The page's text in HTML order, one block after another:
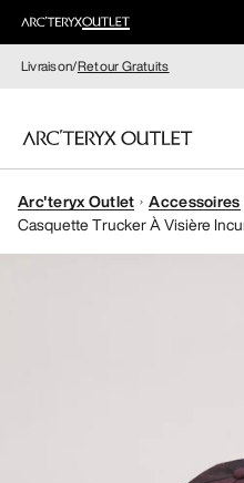
Livraison/Retour Gratuits
FEMME
Arc'teryx Outlet
Accessoires
Casquette Trucker À Visière